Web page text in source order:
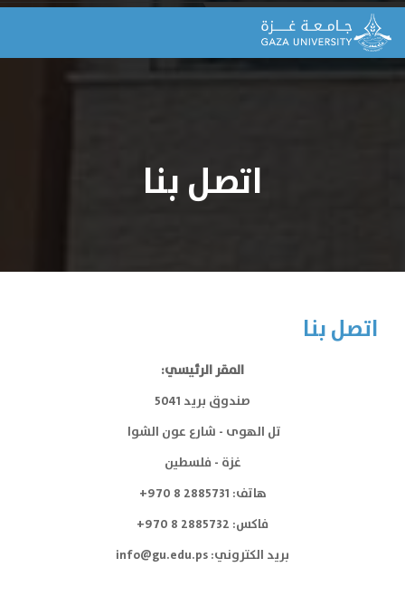
اتصل بنا
اتصل بنا
المقر الرئيسي:
صندوق بريد 5041
تل الهوى - شارع عون الشوا
غزة - فلسطين
هاتف: 2885731 8 970+
فاكس: 2885732 8 970+
بريد الكتروني:info@gu.edu.ps